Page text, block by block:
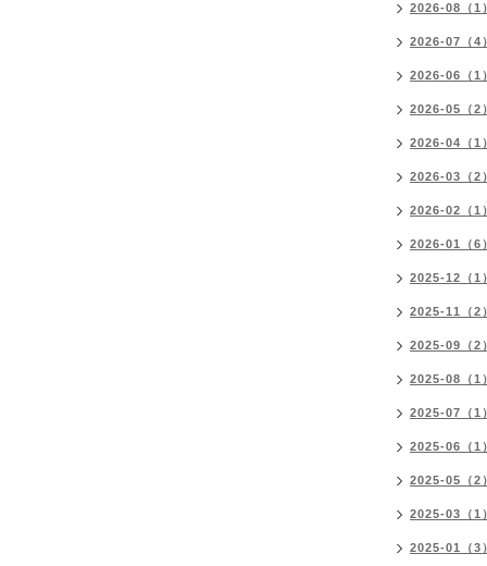
2026-08（1）
2026-07（4）
2026-06（1）
2026-05（2）
2026-04（1）
2026-03（2）
2026-02（1）
2026-01（6）
2025-12（1）
2025-11（2）
2025-09（2）
2025-08（1）
2025-07（1）
2025-06（1）
2025-05（2）
2025-03（1）
2025-01（3）